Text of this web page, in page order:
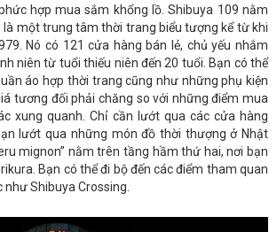
hợp mua sắm khổng lồ. Shibuya 109 nằm
một trung tâm thời trang biểu tượng kể từ khi
Nó có 121 cửa hàng bán lẻ, chủ yếu nhắm
niên từ tuổi thiếu niên đến 20 tuổi. Bạn có thể
áo hợp thời trang cũng như những phụ kiện
tương đối phải chăng so với những điểm mua
xung quanh. Chỉ cần lướt qua các cửa hàng
lướt qua những món đồ thời thượng ở Nhật
mignon” nằm trên tầng hầm thứ hai, nơi bạn
Bạn có thể đi bộ đến các điểm tham quan
Shibuya Crossing.